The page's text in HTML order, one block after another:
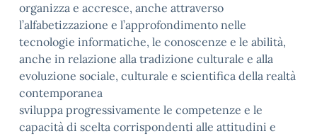
organizza e accresce, anche attraverso
l’alfabetizzazione e l’approfondimento nelle
tecnologie informatiche, le conoscenze e le abilità,
anche in relazione alla tradizione culturale e alla
evoluzione sociale, culturale e scientifica della realtà
contemporanea
sviluppa progressivamente le competenze e le
capacità di scelta corrispondenti alle attitudini e